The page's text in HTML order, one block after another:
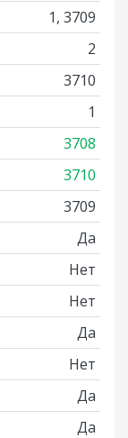
1, 3709
2
3710
1
3708
3710
3709
Да
Нет
Нет
Да
Нет
Да
Да